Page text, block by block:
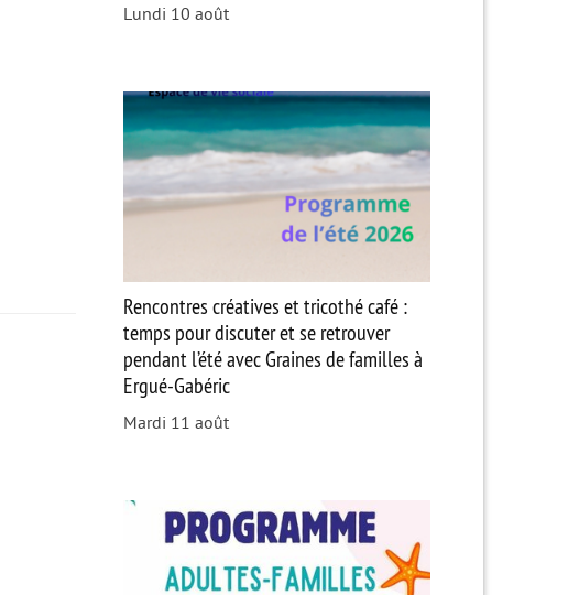
Lundi 10 août
Rencontres créatives et tricothé café :
temps pour discuter et se retrouver
pendant l’été avec Graines de familles à
Ergué-Gabéric
Mardi 11 août